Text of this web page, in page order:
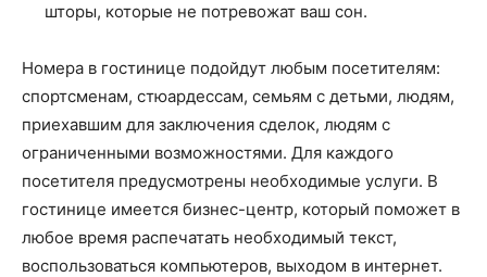
шторы, которые не потревожат ваш сон.
Номера в гостинице подойдут любым посетителям:
спортсменам, стюардессам, семьям с детьми, людям,
приехавшим для заключения сделок, людям с
ограниченными возможностями. Для каждого
посетителя предусмотрены необходимые услуги. В
гостинице имеется бизнес-центр, который поможет в
любое время распечатать необходимый текст,
воспользоваться компьютеров, выходом в интернет.